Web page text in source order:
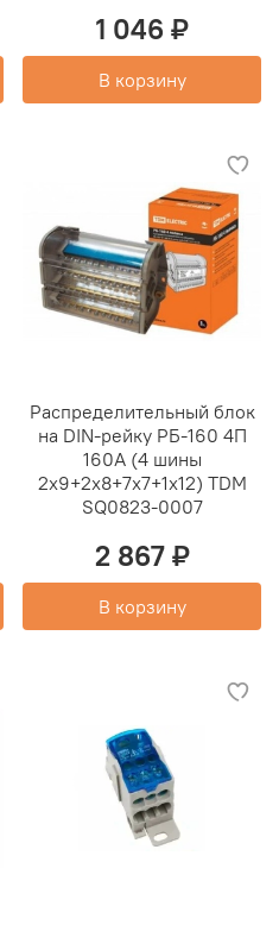
1 046 ₽
В корзину
Распределительный блок
на DIN-рейку РБ-160 4П
160А (4 шины
2x9+2x8+7x7+1x12) TDM
SQ0823-0007
2 867 ₽
В корзину